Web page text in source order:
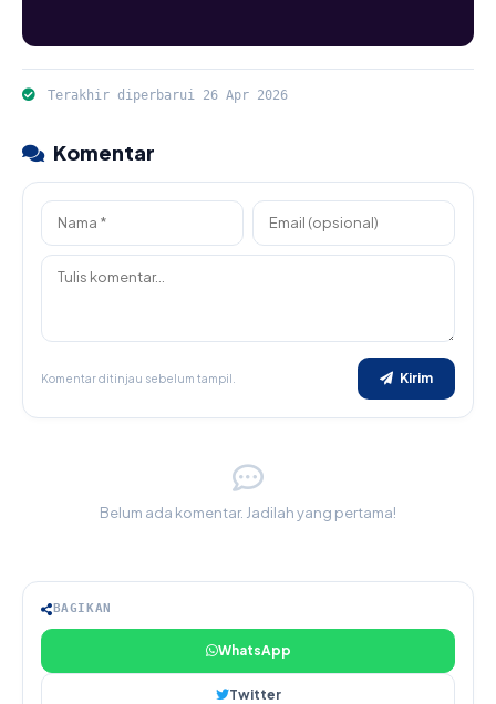
Terakhir diperbarui 26 Apr 2026
Komentar
Komentar ditinjau sebelum tampil. Kirim
Belum ada komentar. Jadilah yang pertama!
BAGIKAN
WhatsApp
Twitter